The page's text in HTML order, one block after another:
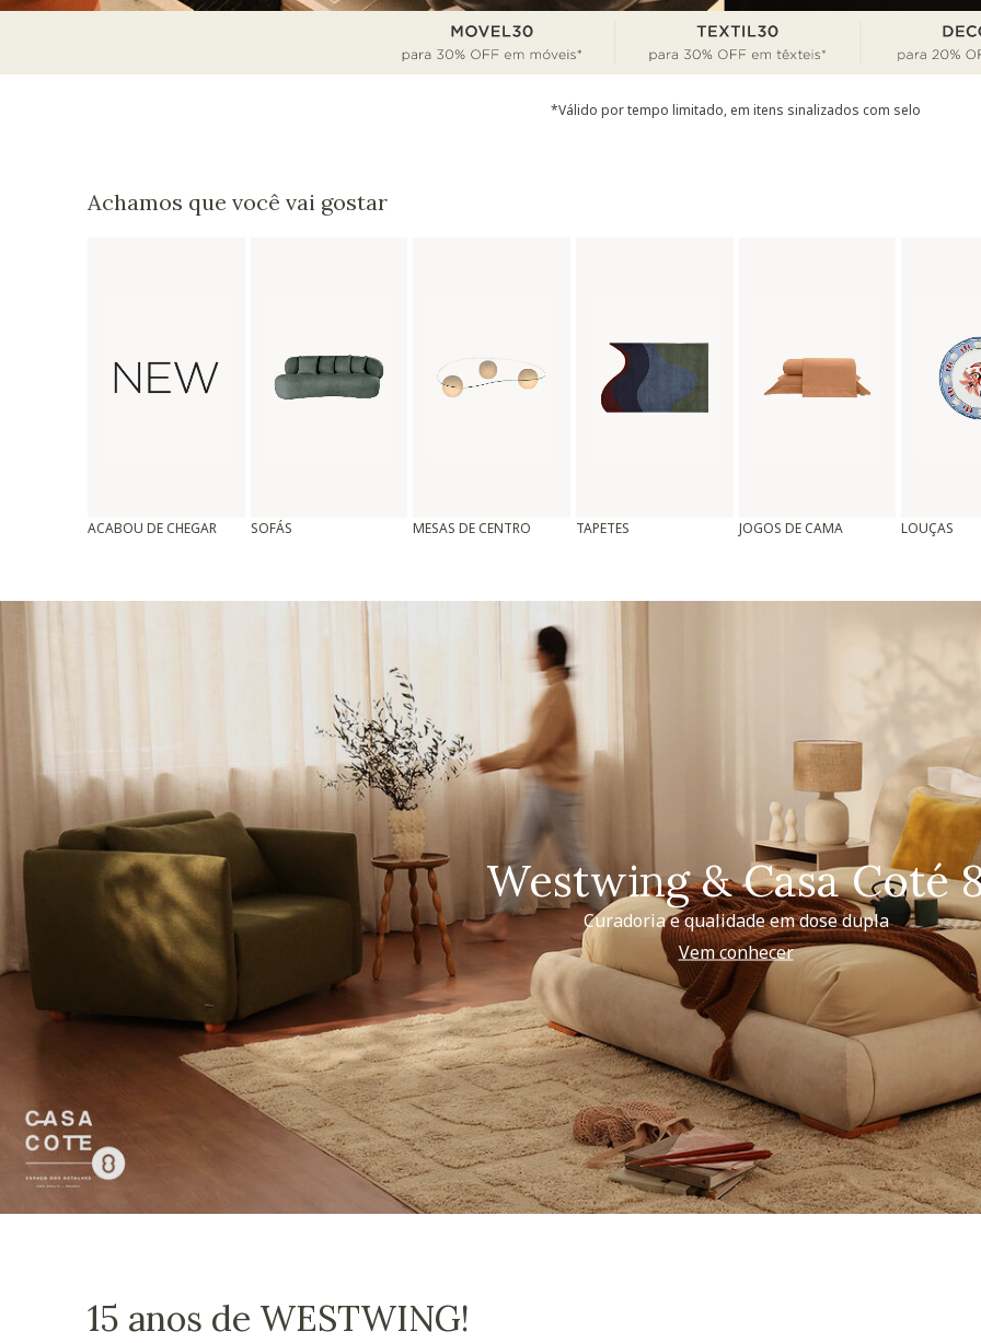
*Válido por tempo limitado, em itens sinalizados com selo
Achamos que você vai gostar
ACABOU DE CHEGAR SOFÁS MESAS DE CENTRO TAPETES JOGOS DE CAMA LOUÇAS
Westwing & Casa Coté
Curadoria e qualidade em dose dupla
Vem conhecer
15 anos de WESTWING!